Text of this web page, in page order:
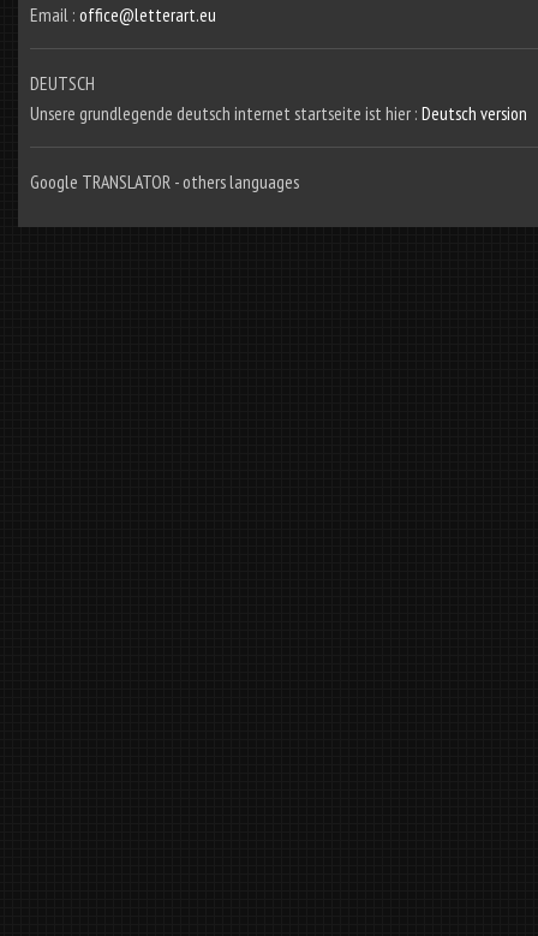
Email : office@letterart.eu
DEUTSCH
Unsere grundlegende deutsch internet startseite ist hier : Deutsch version
Google TRANSLATOR - others languages